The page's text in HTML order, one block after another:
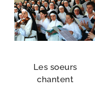
Les soeurs
chantent